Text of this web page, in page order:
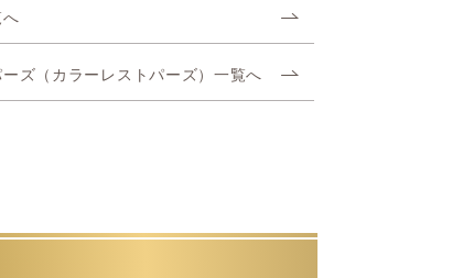
へ
ズ（カラーレストパーズ）一覧へ